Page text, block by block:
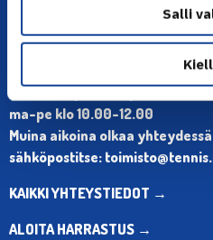
Salli
Olympiastadion, Paavo
Toimiston puhelinajat:
ma-pe klo 10.00-12.00
Muina aikoina olkaa yhteydessä
sähköpostitse:
KAIKKI YHTEYSTIEDOT →
ALOITA HARRASTUS →